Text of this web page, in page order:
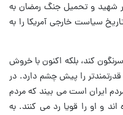
شهید و تحمیل جنگ رمضان به
سیاست خارجی آمریکا را به
کند، بلکه اکنون با خروش
را پیش چشم دارد. در
ایران است می بیند که مردم
و او را قویا رد می کنند. به